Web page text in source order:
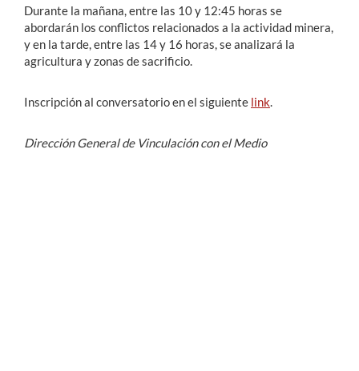
Durante la mañana, entre las 10 y 12:45 horas se
abordarán los conflictos relacionados a la actividad minera,
y en la tarde, entre las 14 y 16 horas, se analizará la
agricultura y zonas de sacrificio.
Inscripción al conversatorio en el siguiente link.
Dirección General de Vinculación con el Medio